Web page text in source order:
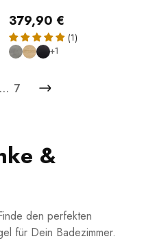
379,90 €
(1)
+1
… 7
&
den perfekten
für Dein Badezimmer.